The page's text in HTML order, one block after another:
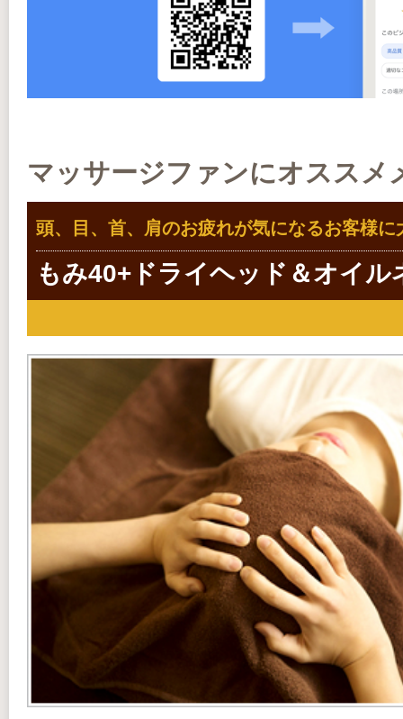
マッサージファンにオススメ
頭、目、首、肩のお疲れが気になるお客様に
もみ40+ドライヘッド＆オイル